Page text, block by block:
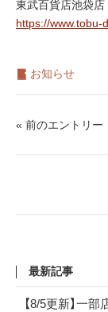
東武百貨店池袋店
https://www.tobu-
お知らせ
« 前のエントリー
最新記事
【8/5更新】一